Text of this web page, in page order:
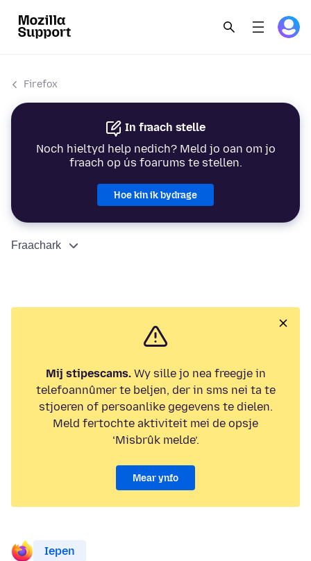
Firefox
In fraach stelle
Noch hieltyd help nedich? Meld jo oan om jo
fraach op ús foarums te stellen.
Hoe kin ik bydrage
Fraachark
Mij stipescams.Wy sille jo nea freegje in
telefoannûmer te beljen, der in sms nei ta te
stjoeren of persoanlike gegevens te dielen.
Meld fertochte aktiviteit mei de opsje
‘Misbrûk melde’.
Mear ynfo
Iepen